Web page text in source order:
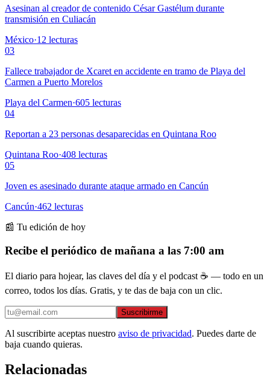
Asesinan al creador de contenido César Gastélum durante
transmisión en Culiacán
México·12 lecturas
03
Fallece trabajador de Xcaret en accidente en tramo de Playa del
Carmen a Puerto Morelos
Playa del Carmen·605 lecturas
04
Reportan a 23 personas desaparecidas en Quintana Roo
Quintana Roo·408 lecturas
05
Joven es asesinado durante ataque armado en Cancún
Cancún·462 lecturas
📰 Tu edición de hoy
Recibe el periódico de mañana a las 7:00 am
El diario para hojear, las claves del día y el podcast ☕ — todo en un
correo, todos los días. Gratis, y te das de baja con un clic.
Suscribirme
Al suscribirte aceptas nuestro aviso de privacidad. Puedes darte de
baja cuando quieras.
Relacionadas